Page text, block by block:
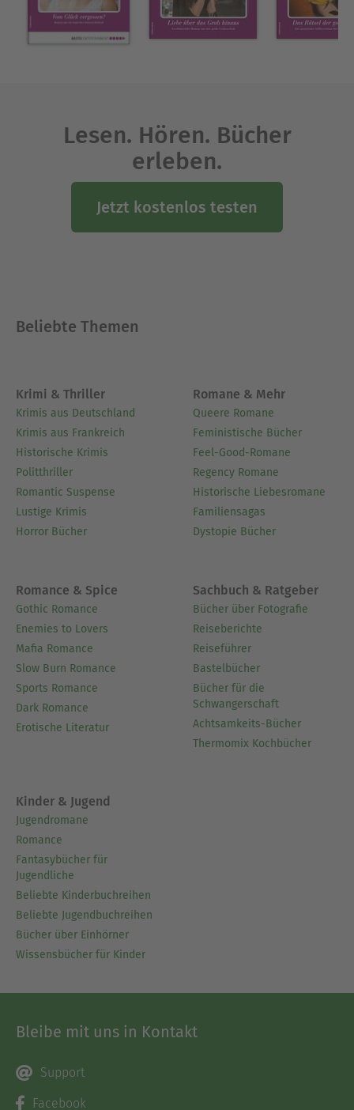
Lesen. Hören. Bücher
erleben.
Jetzt kostenlos testen
Beliebte Themen
Krimi & Thriller
Krimis aus Deutschland
Krimis aus Frankreich
Historische Krimis
Politthriller
Romantic Suspense
Lustige Krimis
Horror Bücher
Romane & Mehr
Queere Romane
Feministische Bücher
Feel-Good-Romane
Regency Romane
Historische Liebesromane
Familiensagas
Dystopie Bücher
Romance & Spice
Gothic Romance
Enemies to Lovers
Mafia Romance
Slow Burn Romance
Sports Romance
Dark Romance
Erotische Literatur
Sachbuch & Ratgeber
Bücher über Fotografie
Reiseberichte
Reiseführer
Bastelbücher
Bücher für die
Schwangerschaft
Achtsamkeits-Bücher
Thermomix Kochbücher
Kinder & Jugend
Jugendromane
Romance
Fantasybücher für
Jugendliche
Beliebte Kinderbuchreihen
Beliebte Jugendbuchreihen
Bücher über Einhörner
Wissensbücher für Kinder
Bleibe mit uns in Kontakt
Support
Facebook